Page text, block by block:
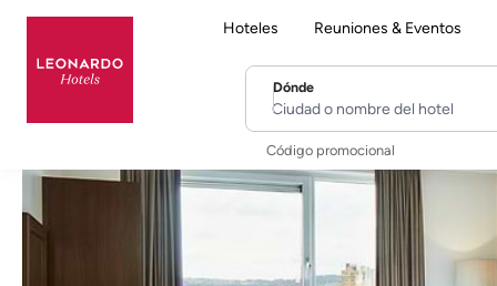
Hoteles Reuniones & Eventos
Dónde
Ciudad o nombre del hotel
Código promocional